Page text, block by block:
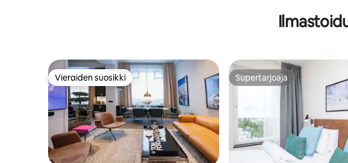
Vieraiden suosikki
Vieraiden suosikki Supertarjoaja
Supertarjoaja